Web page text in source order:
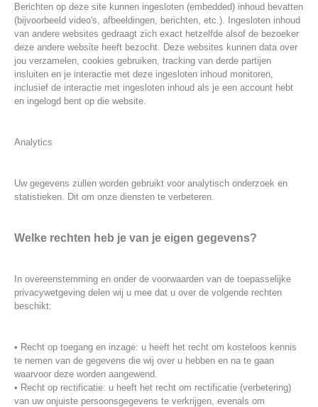
Berichten op deze site kunnen ingesloten (embedded) inhoud bevatten
(bijvoorbeeld video's, afbeeldingen, berichten, etc.). Ingesloten inhoud
van andere websites gedraagt zich exact hetzelfde alsof de bezoeker
deze andere website heeft bezocht. Deze websites kunnen data over
jou verzamelen, cookies gebruiken, tracking van derde partijen
insluiten en je interactie met deze ingesloten inhoud monitoren,
inclusief de interactie met ingesloten inhoud als je een account hebt
en ingelogd bent op die website.
Analytics
Uw gegevens zullen worden gebruikt voor analytisch onderzoek en
statistieken. Dit om onze diensten te verbeteren.
Welke rechten heb je van je eigen gegevens?
In overeenstemming en onder de voorwaarden van de toepasselijke
privacywetgeving delen wij u mee dat u over de volgende rechten
beschikt:
• Recht op toegang en inzage: u heeft het recht om kosteloos kennis
te nemen van de gegevens die wij over u hebben en na te gaan
waarvoor deze worden aangewend.
• Recht op rectificatie: u heeft het recht om rectificatie (verbetering)
van uw onjuiste persoonsgegevens te verkrijgen, evenals om